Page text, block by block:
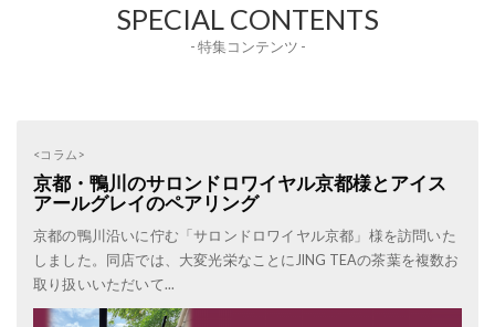
SPECIAL CONTENTS
- 特集コンテンツ -
<コラム>
京都・鴨川のサロンドロワイヤル京都様とアイス
アールグレイのペアリング
京都の鴨川沿いに佇む「サロンドロワイヤル京都」様を訪問いた
しました。同店では、大変光栄なことにJING TEAの茶葉を複数お
取り扱いいただいて...